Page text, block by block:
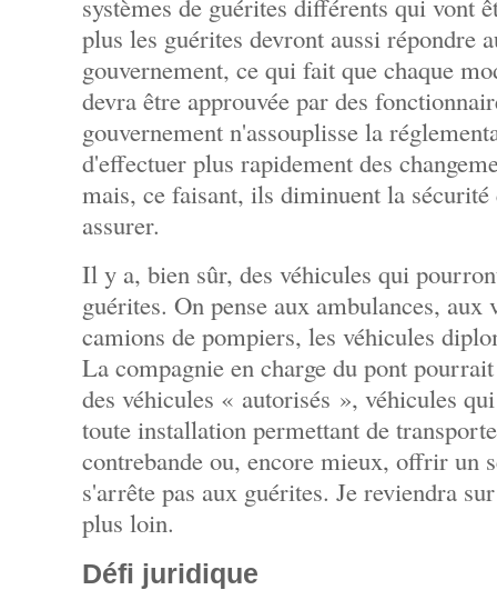
systèmes de guérites différents qui vont
plus les guérites devront aussi répondre
gouvernement, ce qui fait que chaque
devra être approuvée par des
gouvernement n'assouplisse la
d'effectuer plus rapidement des
mais, ce faisant, ils diminuent la sécurité
assurer.
Il y a, bien sûr, des véhicules qui
guérites. On pense aux ambulances,
camions de pompiers, les véhicules
La compagnie en charge du pont
des véhicules « autorisés », véhicules
toute installation permettant de
contrebande ou, encore mieux, offrir un
s'arrête pas aux guérites. Je reviendra
plus loin.
Défi juridique